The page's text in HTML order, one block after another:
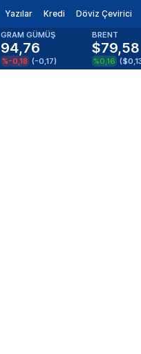
Yazılar Kredi Döviz Çevirici
GRAM GÜMÜŞ
94,76
%-0,18 (-0,17)
BRENT
$79,58
%0,16 (